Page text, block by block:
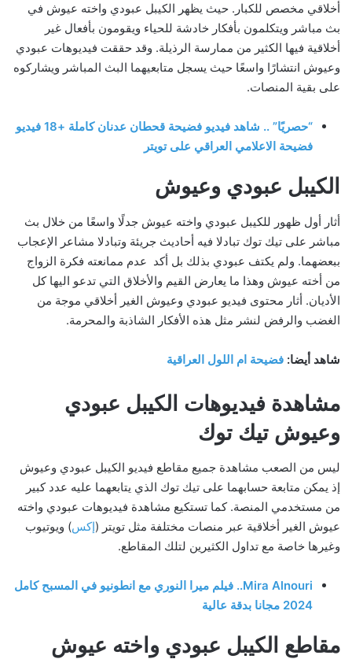
أخلاقي مخصص للكبار. حيث يظهر الكيبل عبودي واخته عيوش في
بث مباشر ويتكلمون بأفكار خادشة للحياء ويقومون بأفعال غير
أخلاقية فيها الكثير من ممارسة الرذيلة. وقد حققت فيديوهات عبودي
وعيوش انتشارًا واسعًا حيث يسجل متابعيهما البث المباشر ويشاركوه
على بقية المنصات.
“حصريًا” .. شاهد فيديو فضيحة قحطان عدنان كاملة +18 فيديو
فضيحة الاعلامي العراقي على تويتر
الكيبل عبودي وعيوش
أثار أول ظهور للكيبل عبودي واخته عيوش جدلًا واسعًا من خلال بث
مباشر على تيك توك تبادلا فيه أحاديث جريئة وتبادلا مشاعر الإعجاب
ببعضهما. ولم يكتف عبودي بذلك بل أكد عدم ممانعته فكرة الزواج
من أخته عيوش وهذا ما يعارض القيم والأخلاق التي تدعو اليها كل
الأديان. أثار محتوى فيديو عبودي وعيوش الغير أخلاقي موجة من
الغضب والرفض لنشر مثل هذه الأفكار الشاذبة والمحرمة.
شاهد أيضا: فضيحة ام اللول العراقية
مشاهدة فيديوهات الكيبل عبودي
وعيوش تيك توك
ليس من الصعب مشاهدة جميع مقاطع فيديو الكيبل عبودي وعيوش
إذ يمكن متابعة حسابهما على تيك توك الذي يتابعهما عليه عدد كبير
من مستخدمي المنصة. كما تستكيع مشاهدة فيديوهات عبودي واخته
عيوش الغير أخلاقية عبر منصات مختلفة مثل تويتر (إكس) ويوتيوب
وغيرها خاصة مع تداول الكثيرين لتلك المقاطع.
Mira Alnouri.. فيلم ميرا النوري مع انطونيو في المسبح كامل
2024 مجانا بدقة عالية
مقاطع الكيبل عبودي واخته عيوش